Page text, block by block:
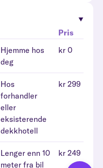
Pris
Hjemme hos
deg
kr 0
Hos
forhandler
eller
eksisterende
dekkhotell
kr 299
Lenger enn 10
meter fra bil
kr 249